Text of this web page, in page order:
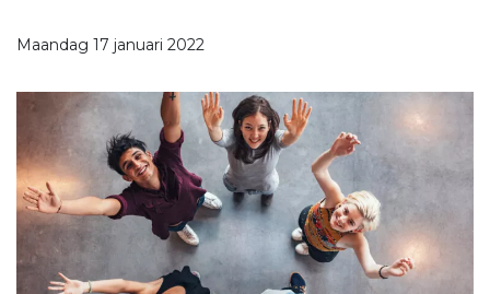
Maandag 17 januari 2022